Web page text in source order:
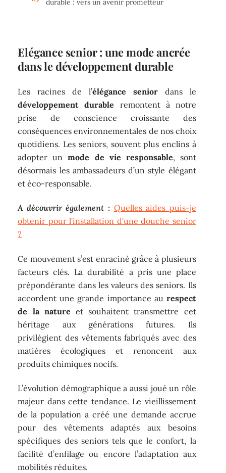
durable : vers un avenir prometteur
Elégance senior : une mode ancrée
dans le développement durable
Les racines de l’élégance seniordans le
développement durable remontent à notre
prise de conscience croissante des
conséquences environnementales de nos choix
quotidiens. Les seniors, souvent plus enclins à
adopter unmode de vie responsable, sont
désormais les ambassadeurs d’un style élégant
et éco-responsable.
A découvrir également : Quelles aides puis-je
obtenir pour l'installation d'une douche senior
?
Ce mouvement s’est enraciné grâce à plusieurs
facteurs clés. La durabilité a pris une place
prépondérante dans les valeurs des seniors. Ils
accordent une grande importance au respect
de la nature et souhaitent transmettre cet
héritage aux générations futures. Ils
privilégient des vêtements fabriqués avec des
matières écologiques et renoncent aux
produits chimiques nocifs.
L’évolution démographique a aussi joué un rôle
majeur dans cette tendance. Le vieillissement
de la population a créé une demande accrue
pour des vêtements adaptés aux besoins
spécifiques des seniors tels que le confort, la
facilité d’enfilage ou encore l’adaptation aux
mobilités réduites.